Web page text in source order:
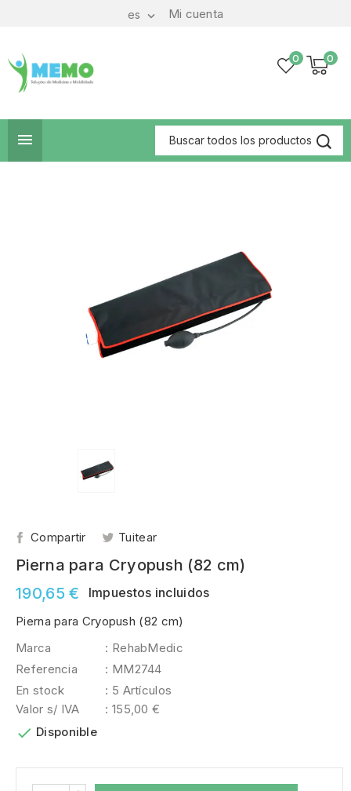
Mi cuenta
es 
0
0

Compartir Tuitear
Pierna para Cryopush (82 cm)
190,65 €
Impuestos incluidos
Pierna para Cryopush (82 cm)
Marca
: RehabMedic
Referencia
: MM2744
En stock
: 5 Artículos
Valor s/ IVA
: 155,00 €
 Disponible